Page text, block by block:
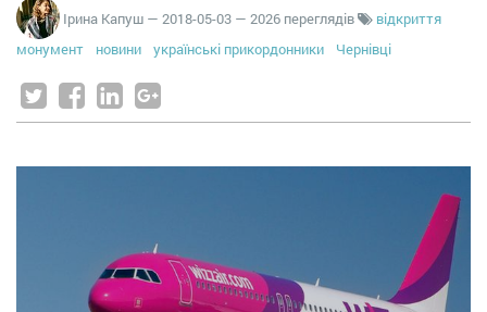
Ірина Капуш — 2018-05-03 — 2026 переглядів
відкриття
монумент
новини українські прикордонники Чернівці